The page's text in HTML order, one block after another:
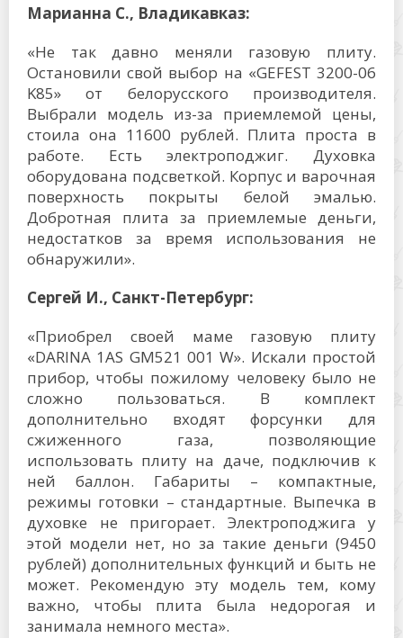
Марианна С., Владикавказ:
«Не так давно меняли газовую плиту.
Остановили свой выбор на «GEFEST 3200-06
K85» от белорусского производителя.
Выбрали модель из-за приемлемой цены,
стоила она 11600 рублей. Плита проста в
работе. Есть электроподжиг. Духовка
оборудована подсветкой. Корпус и варочная
поверхность покрыты белой эмалью.
Добротная плита за приемлемые деньги,
недостатков за время использования не
обнаружили».
Сергей И., Санкт-Петербург:
«Приобрел своей маме газовую плиту
«DARINA 1AS GM521 001 W». Искали простой
прибор, чтобы пожилому человеку было не
сложно пользоваться. В комплект
дополнительно входят форсунки для
сжиженного газа, позволяющие
использовать плиту на даче, подключив к
ней баллон. Габариты – компактные,
режимы готовки – стандартные. Выпечка в
духовке не пригорает. Электроподжига у
этой модели нет, но за такие деньги (9450
рублей) дополнительных функций и быть не
может. Рекомендую эту модель тем, кому
важно, чтобы плита была недорогая и
занимала немного места».